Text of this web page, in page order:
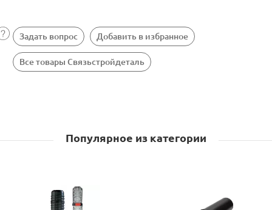
Задать вопрос Добавить в избранное
Все товары Связьстройдеталь
Популярное из категории